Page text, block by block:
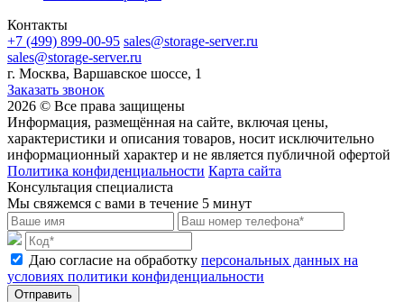
Контакты
+7 (499) 899-00-95 sales@storage-server.ru
sales@storage-server.ru
г. Москва, Варшавское шоссе, 1
Заказать звонок
2026 © Все права защищены
Информация, размещённая на сайте, включая цены,
характеристики и описания товаров, носит исключительно
информационный характер и не является публичной офертой
Политика конфиденциальности Карта сайта
Консультация специалиста
Мы свяжемся с вами в течение 5 минут
Даю согласие на обработку персональных данных на
условиях политики конфиденциальности
Отправить